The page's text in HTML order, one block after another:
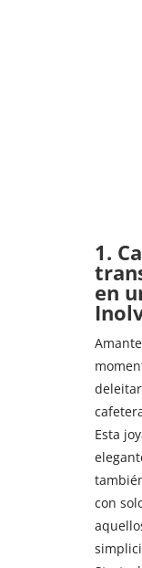
1.
en
Esta
con